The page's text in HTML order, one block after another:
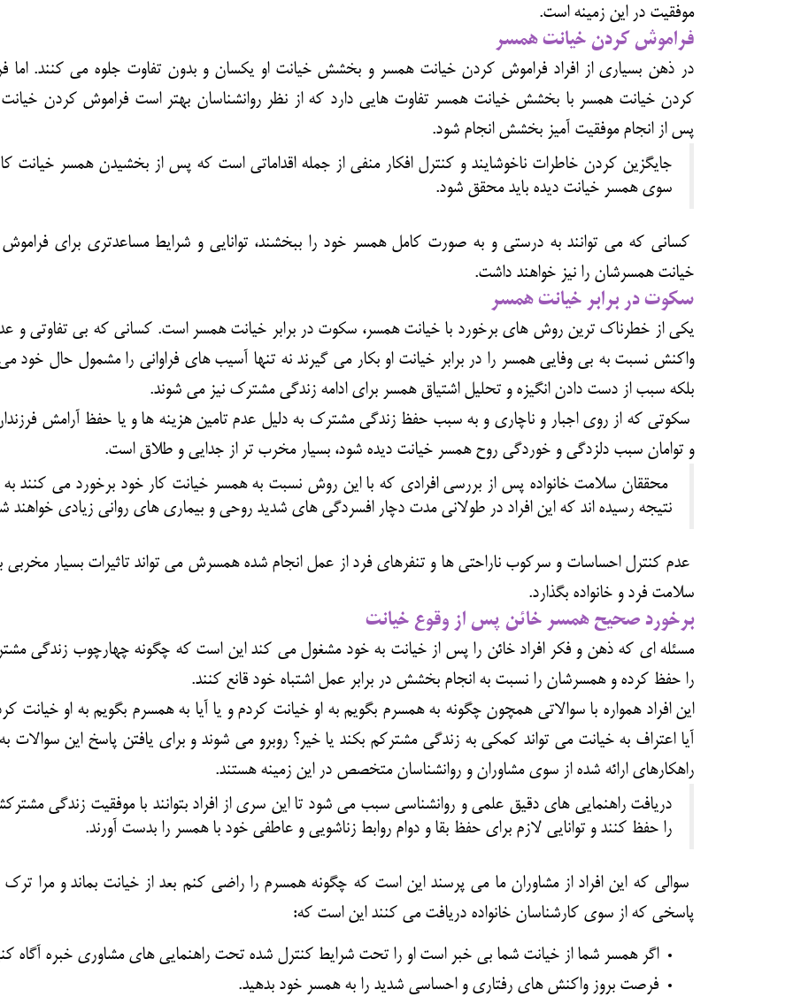
موفقیت در این زمینه است.
فراموش کردن خیانت همسر
در ذهن بسیاری از افراد فراموش کردن خیانت همسر و بخشش خیانت او یکسان و بدون تفاوت جلوه می کنند. اما
کردن خیانت همسر با بخشش خیانت همسر تفاوت هایی دارد که از نظر روانشناسان بهتر است فراموش کردن
پس از انجام موفقیت آمیز بخشش انجام شود.
جایگزین کردن خاطرات ناخوشایند و کنترل افکار منفی از جمله اقداماتی است که پس از بخشیدن همسر خیانت
سوی همسر خیانت دیده باید محقق شود.
کسانی که می توانند به درستی و به صورت کامل همسر خود را ببخشند، توانایی و شرایط مساعدتری برای
خیانت همسرشان را نیز خواهند داشت.
سکوت در برابر خیانت همسر
یکی از خطرناک ترین روش های برخورد با خیانت همسر، سکوت در برابر خیانت همسر است. کسانی که بی تفاوتی و
واکنش نسبت به بی وفایی همسر را در برابر خیانت او بکار می گیرند نه تنها آسیب های فراوانی را مشمول حال خود
بلکه سبب از دست دادن انگیزه و تحلیل اشتیاق همسر برای ادامه زندگی مشترک نیز می شوند.
سکوتی که از روی اجبار و ناچاری و به سبب حفظ زندگی مشترک به دلیل عدم تامین هزینه ها و یا حفظ آرامش
و توامان سبب دلزدگی و خوردگی روح همسر خیانت دیده شود، بسیار مخرب تر از جدایی و طلاق است.
محققان سلامت خانواده پس از بررسی افرادی که با این روش نسبت به همسر خیانت کار خود برخورد می کنند به
نتیجه رسیده اند که این افراد در طولانی مدت دچار افسردگی های شدید روحی و بیماری های روانی زیادی خواهند
عدم کنترل احساسات و سرکوب ناراحتی ها و تنفرهای فرد از عمل انجام شده همسرش می تواند تاثیرات بسیار مخربی
سلامت فرد و خانواده بگذارد.
برخورد صحیح همسر خائن پس از وقوع خیانت
مسئله ای که ذهن و فکر افراد خائن را پس از خیانت به خود مشغول می کند این است که چگونه چهارچوب زندگی
را حفظ کرده و همسرشان را نسبت به انجام بخشش در برابر عمل اشتباه خود قانع کنند.
این افراد همواره با سوالاتی همچون چگونه به همسرم بگویم به او خیانت کردم و یا آیا به همسرم بگویم به او خیانت
آیااعتراف به خیانت می تواند کمکی به زندگی مشترکم بکند یا خیر؟ روبرو می شوند و برای یافتن پاسخ این سوالات
راهکارهای ارائه شده از سوی مشاوران و روانشناسان متخصص در این زمینه هستند.
دریافت راهنمایی های دقیق علمی و روانشناسی سبب می شود تا این سری از افراد بتوانند با موفقیت زندگی
را حفظ کنند و توانایی لازم برای حفظ بقا و دوام روابط زناشویی و عاطفی خود با همسر را بدست آورند.
سوالی که این افراد از مشاوران ما می پرسند این است که چگونه همسرم را راضی کنم بعد از خیانت بماند و مرا ترک
پاسخی که از سوی کارشناسان خانواده دریافت می کنند این است که:
اگر همسر شما از خیانت شما بی خبر است او را تحت شرایط کنترل شده تحت راهنمایی های مشاوری خبره آگاه
فرصت بروز واکنش های رفتاری و احساسی شدید را به همسر خود بدهید.